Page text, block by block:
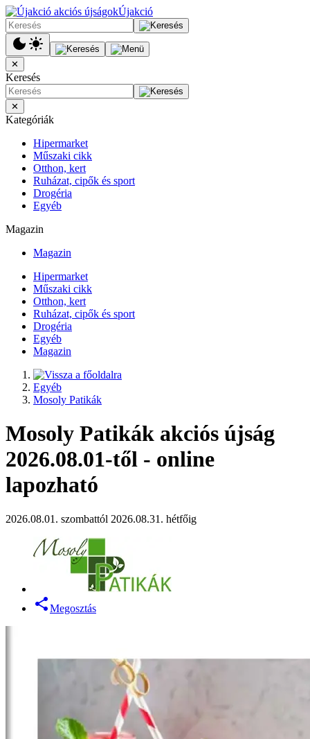
Újakció
✕
Keresés
✕
Kategóriák
Hipermarket
Műszaki cikk
Otthon, kert
Ruházat, cipők és sport
Drogéria
Egyéb
Magazin
Magazin
Hipermarket
Műszaki cikk
Otthon, kert
Ruházat, cipők és sport
Drogéria
Egyéb
Magazin
Egyéb
Mosoly Patikák
Mosoly Patikák akciós újság
2026.08.01-től - online
lapozható
2026.08.01. szombattól 2026.08.31. hétfőig
Megosztás